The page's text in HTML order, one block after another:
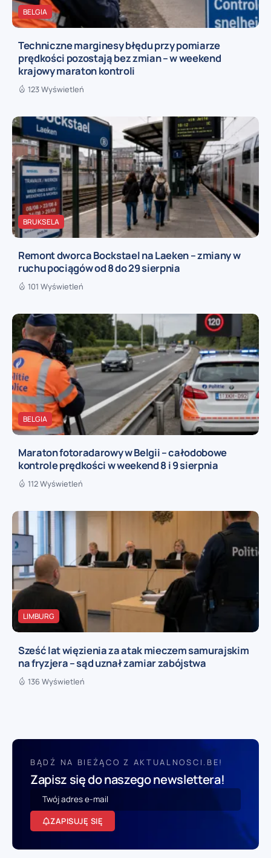
BELGIA
Techniczne marginesy błędu przy pomiarze
prędkości pozostają bez zmian – w weekend
krajowy maraton kontroli
123 Wyświetleń
BRUKSELA
Remont dworca Bockstael na Laeken – zmiany w
ruchu pociągów od 8 do 29 sierpnia
101 Wyświetleń
BELGIA
Maraton fotoradarowy w Belgii – całodobowe
kontrole prędkości w weekend 8 i 9 sierpnia
112 Wyświetleń
LIMBURG
Sześć lat więzienia za atak mieczem samurajskim
na fryzjera – sąd uznał zamiar zabójstwa
136 Wyświetleń
BĄDŹ NA BIEŻĄCO Z AKTUALNOSCI.BE!
Zapisz się do naszego newslettera!
ZAPISUJĘ SIĘ